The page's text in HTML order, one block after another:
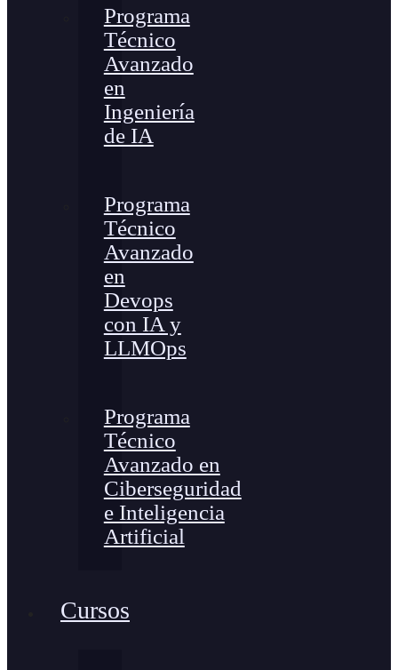
Programa
Técnico
Avanzado
en
Ingeniería
de IA
Programa
Técnico
Avanzado
en
Devops
con IA y
LLMOps
Programa
Técnico
Avanzado en
Ciberseguridad
e Inteligencia
Artificial
Cursos